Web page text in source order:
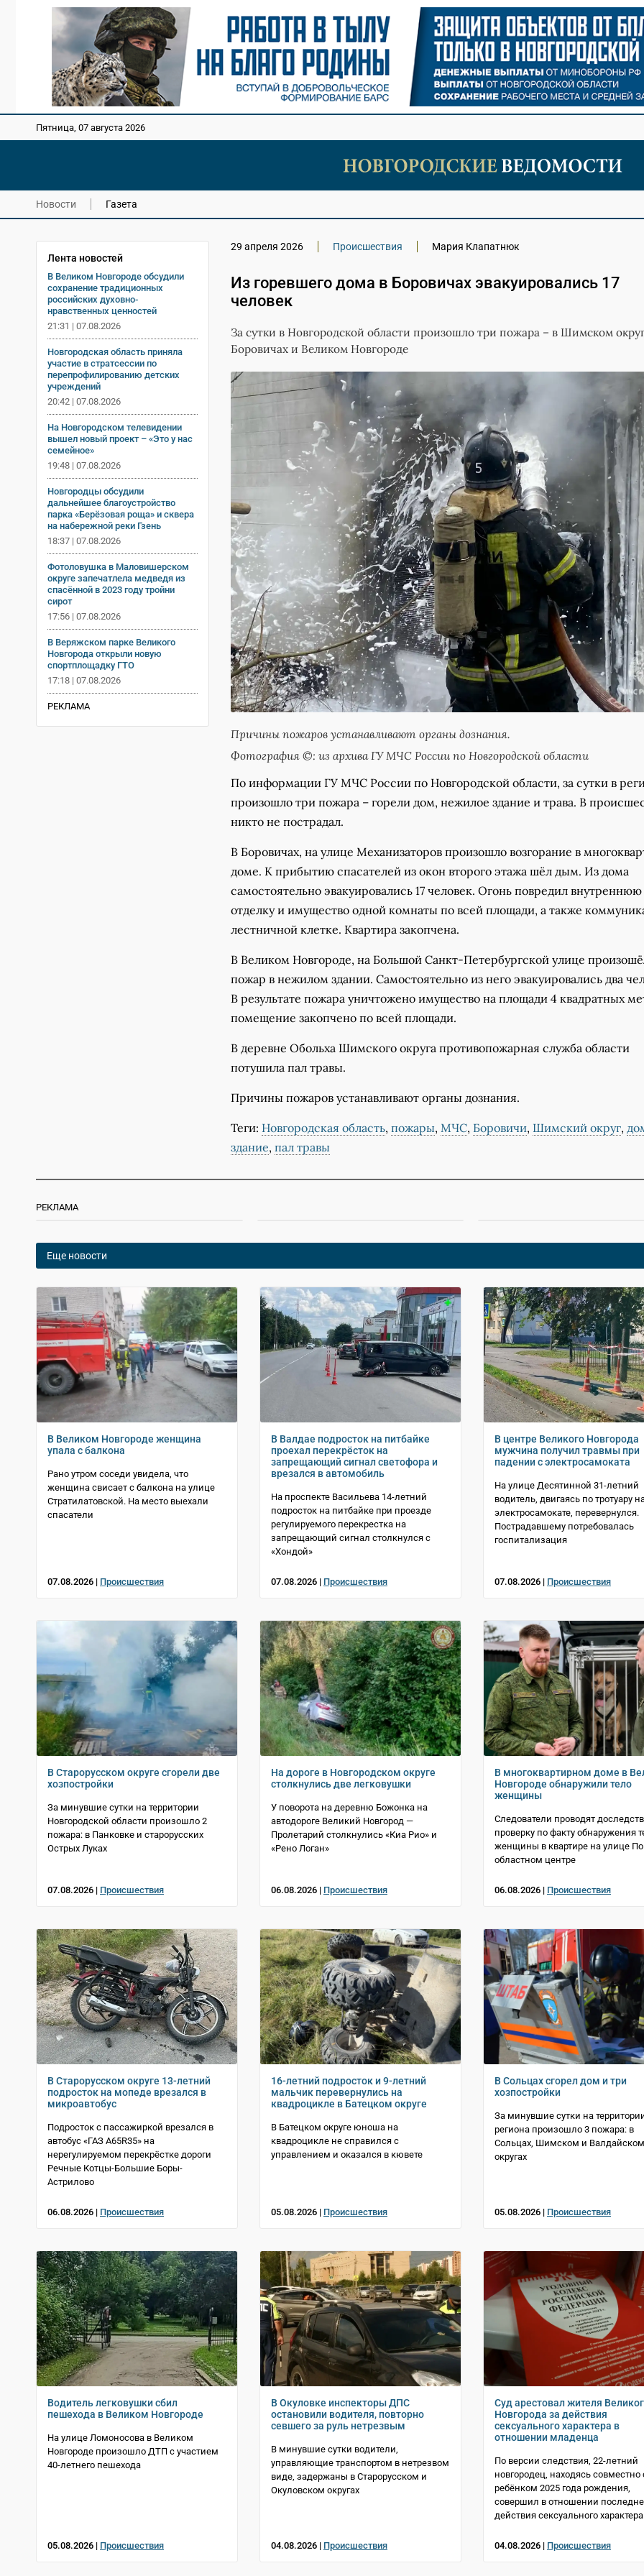
Пятница, 07 августа 2026
Новости Газета
Лента новостей
В Великом Новгороде обсудили
сохранение традиционных
российских духовно-
нравственных ценностей
21:31 | 07.08.2026
Новгородская область приняла
участие в стратсессии по
перепрофилированию детских
учреждений
20:42 | 07.08.2026
На Новгородском телевидении
вышел новый проект – «Это у нас
семейное»
19:48 | 07.08.2026
Новгородцы обсудили
дальнейшее благоустройство
парка «Берёзовая роща» и сквера
на набережной реки Гзень
18:37 | 07.08.2026
Фотоловушка в Маловишерском
округе запечатлела медведя из
спасённой в 2023 году тройни
сирот
17:56 | 07.08.2026
В Веряжском парке Великого
Новгорода открыли новую
спортплощадку ГТО
17:18 | 07.08.2026
РЕКЛАМА
29 апреля 2026 Происшествия Мария Клапатнюк
Из горевшего дома в Боровичах эвакуировались 17
человек
За сутки в Новгородской области произошло три пожара – в Шимском
Боровичах и Великом Новгороде
Причины пожаров устанавливают органы дознания.
Фотография ©: из архива ГУ МЧС России по Новгородской области
По информации ГУ МЧС России по Новгородской области, за сутки в
произошло три пожара – горели дом, нежилое здание и трава. В
никто не пострадал.
В Боровичах, на улице Механизаторов произошло возгорание в
доме. К прибытию спасателей из окон второго этажа шёл дым. Из дома
самостоятельно эвакуировались 17 человек. Огонь повредил внутреннюю
отделку и имущество одной комнаты по всей площади, а также
лестничной клетке. Квартира закопчена.
В Великом Новгороде, на Большой Санкт-Петербургской улице
пожар в нежилом здании. Самостоятельно из него эвакуировались два
В результате пожара уничтожено имущество на площади 4 квадратных
помещение закопчено по всей площади.
В деревне Обольха Шимского округа противопожарная служба области
потушила пал травы.
Причины пожаров устанавливают органы дознания.
Теги: Новгородская область, пожары, МЧС, Боровичи, Шимский округ,
здание, пал травы
РЕКЛАМА
Еще новости
В Великом Новгороде женщина
упала с балкона
Рано утром соседи увидела, что
женщина свисает с балкона на улице
Стратилатовской. На место выехали
спасатели
07.08.2026 | Происшествия
В Валдае подросток на питбайке
проехал перекрёсток на
запрещающий сигнал светофора и
врезался в автомобиль
На проспекте Васильева 14-летний
подросток на питбайке при проезде
регулируемого перекрестка на
запрещающий сигнал столкнулся с
«Хондой»
07.08.2026 | Происшествия
В центре Великого Новгорода
мужчина получил травмы при
падении с электросамоката
На улице Десятинной 31-летний
водитель, двигаясь по тротуару
электросамокате, перевернулся.
Пострадавшему потребовалась
госпитализация
07.08.2026 | Происшествия
В Старорусском округе сгорели две
хозпостройки
За минувшие сутки на территории
Новгородской области произошло 2
пожара: в Панковке и старорусских
Острых Луках
07.08.2026 | Происшествия
На дороге в Новгородском округе
столкнулись две легковушки
У поворота на деревню Божонка на
автодороге Великий Новгород —
Пролетарий столкнулись «Киа Рио» и
«Рено Логан»
06.08.2026 | Происшествия
В многоквартирном доме в
Новгороде обнаружили тело
женщины
Следователи проводят
проверку по факту обнаружения
женщины в квартире на улице
областном центре
06.08.2026 | Происшествия
В Старорусском округе 13-летний
подросток на мопеде врезался в
микроавтобус
Подросток с пассажиркой врезался в
автобус «ГАЗ A65R35» на
нерегулируемом перекрёстке дороги
Речные Котцы-Большие Боры-
Астрилово
06.08.2026 | Происшествия
16-летний подросток и 9-летний
мальчик перевернулись на
квадроцикле в Батецком округе
В Батецком округе юноша на
квадроцикле не справился с
управлением и оказался в кювете
05.08.2026 | Происшествия
В Сольцах сгорел дом и три
хозпостройки
За минувшие сутки на
региона произошло 3 пожара: в
Сольцах, Шимском и Валдайском
округах
05.08.2026 | Происшествия
Водитель легковушки сбил
пешехода в Великом Новгороде
На улице Ломоносова в Великом
Новгороде произошло ДТП с участием
40-летнего пешехода
05.08.2026 | Происшествия
В Окуловке инспекторы ДПС
остановили водителя, повторно
севшего за руль нетрезвым
В минувшие сутки водители,
управляющие транспортом в нетрезвом
виде, задержаны в Старорусском и
Окуловском округах
04.08.2026 | Происшествия
Суд арестовал жителя
Новгорода за действия
сексуального характера в
отношении младенца
По версии следствия, 22-летний
новгородец, находясь совместно
ребёнком 2025 года рождения,
совершил в отношении
действия сексуального характера
04.08.2026 | Происшествия